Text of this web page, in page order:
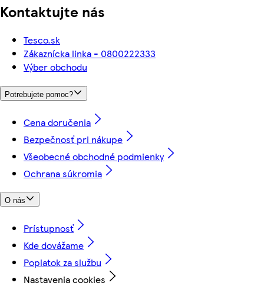
Kontaktujte nás
Tesco.sk
Zákaznícka linka - 0800222333
Výber obchodu
Potrebujete pomoc?
Cena doručenia
Bezpečnosť pri nákupe
Všeobecné obchodné podmienky
Ochrana súkromia
O nás
Prístupnosť
Kde dovážame
Poplatok za službu
Nastavenia cookies